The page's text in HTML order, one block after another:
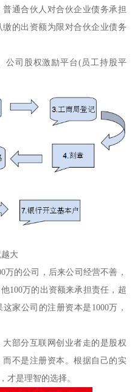
通合伙人对合伙企业债务承担
的出资额为限对合伙企业债务
公司股权激励平台(员工持股平
大
的公司，后来公司经营不善，
100万的出资额来承担责任，超
家公司的注册资本是1000万，
部分互联网创业者走的是股权
不是注册资本。根据自己的实
才是理智的选择。